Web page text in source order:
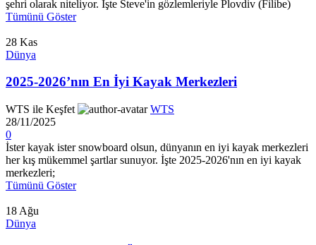
şehri olarak niteliyor. İşte Steve'in gözlemleriyle Plovdiv (Filibe)
Tümünü Göster
28 Kas
Dünya
2025-2026’nın En İyi Kayak Merkezleri
WTS ile Keşfet
WTS
28/11/2025
0
İster kayak ister snowboard olsun, dünyanın en iyi kayak merkezleri
her kış mükemmel şartlar sunuyor. İşte 2025-2026'nın en iyi kayak
merkezleri;
Tümünü Göster
18 Ağu
Dünya